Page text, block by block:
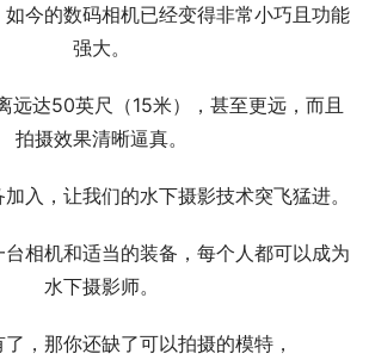
今的数码相机已经变得非常小巧且功能
强大。
远达50英尺（15米），甚至更远，而且
拍摄效果清晰逼真。
入，让我们的水下摄影技术突飞猛进。
相机和适当的装备，每个人都可以成为
水下摄影师。
，那你还缺了可以拍摄的模特，